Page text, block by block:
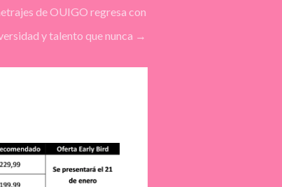
de OUIGO regresa con
y talento que nunca →